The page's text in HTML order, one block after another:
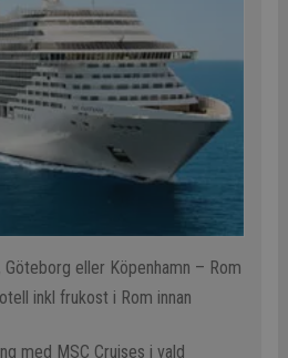
eller Köpenhamn – Rom
inkl frukost i Rom innan
med MSC Cruises i vald